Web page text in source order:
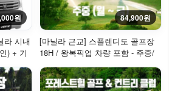
원
라 시내
) + 기
84,900원
[마닐라 근교] 스플렌디도 골프장
18H / 왕복픽업 차량 포함 - 주중/
평일 / 2...